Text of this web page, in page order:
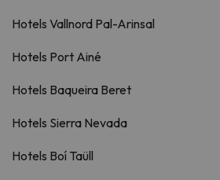
Hotels Vallnord Pal-Arinsal
Hotels Port Ainé
Hotels Baqueira Beret
Hotels Sierra Nevada
Hotels Boí Taüll